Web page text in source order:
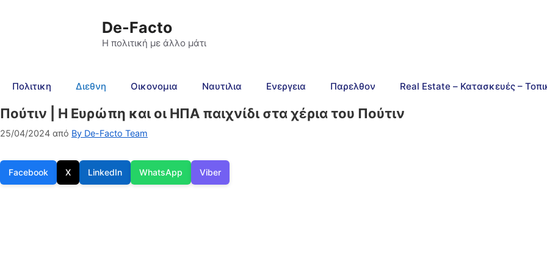
De-Facto
Η πολιτική με άλλο μάτι
Πολιτικη Διεθνη Οικονομια Ναυτιλια Ενεργεια Παρελθον Real Estate – Κατασκευές –
Πούτιν | Η Ευρώπη και οι ΗΠΑ παιχνίδι στα χέρια του Πούτιν
25/04/2024 από By De-Facto Team
Facebook X LinkedIn WhatsApp Viber